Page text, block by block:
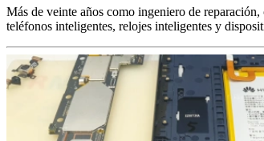
Más de veinte años como ingeniero de
teléfonos inteligentes, relojes inteligentes y